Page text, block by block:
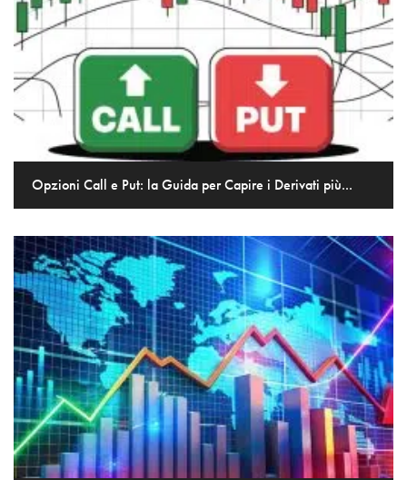
Opzioni Call e Put: la Guida per Capire i Derivati più...